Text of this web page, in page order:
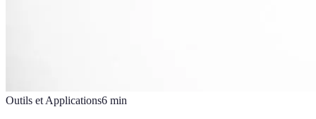
Outils et Applications6 min